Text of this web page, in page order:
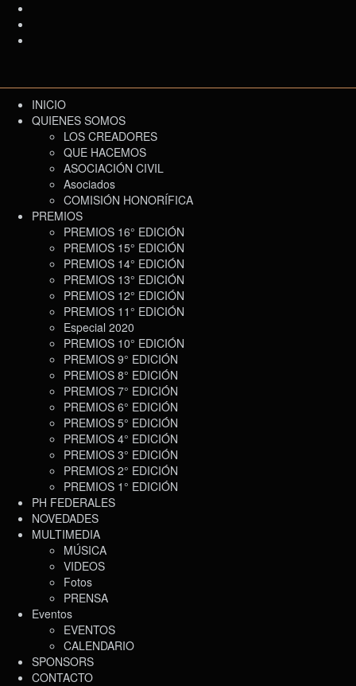
INICIO
QUIENES SOMOS
LOS CREADORES
QUE HACEMOS
ASOCIACIÓN CIVIL
Asociados
COMISIÓN HONORÍFICA
PREMIOS
PREMIOS 16° EDICIÓN
PREMIOS 15° EDICIÓN
PREMIOS 14° EDICIÓN
PREMIOS 13° EDICIÓN
PREMIOS 12° EDICIÓN
PREMIOS 11° EDICIÓN
Especial 2020
PREMIOS 10° EDICIÓN
PREMIOS 9° EDICIÓN
PREMIOS 8° EDICIÓN
PREMIOS 7° EDICIÓN
PREMIOS 6° EDICIÓN
PREMIOS 5° EDICIÓN
PREMIOS 4° EDICIÓN
PREMIOS 3° EDICIÓN
PREMIOS 2° EDICIÓN
PREMIOS 1° EDICIÓN
PH FEDERALES
NOVEDADES
MULTIMEDIA
MÚSICA
VIDEOS
Fotos
PRENSA
Eventos
EVENTOS
CALENDARIO
SPONSORS
CONTACTO